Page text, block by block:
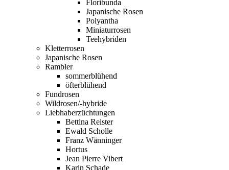
Floribunda
Japanische Rosen
Polyantha
Miniaturrosen
Teehybriden
Kletterrosen
Japanische Rosen
Rambler
sommerblühend
öfterblühend
Fundrosen
Wildrosen/-hybride
Liebhaberzüchtungen
Bettina Reister
Ewald Scholle
Franz Wänninger
Hortus
Jean Pierre Vibert
Karin Schade